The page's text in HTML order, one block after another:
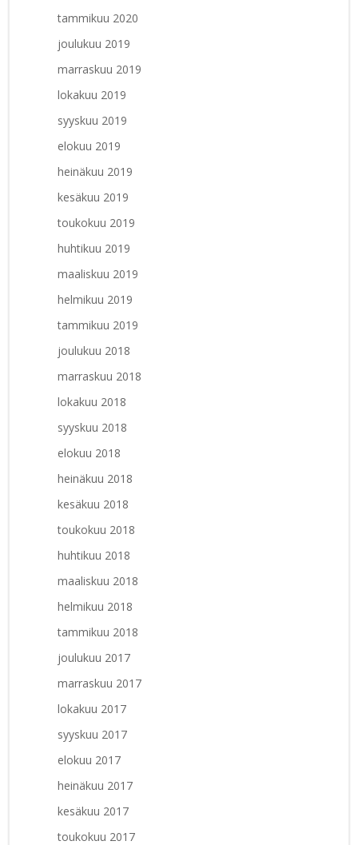
tammikuu 2020
joulukuu 2019
marraskuu 2019
lokakuu 2019
syyskuu 2019
elokuu 2019
heinäkuu 2019
kesäkuu 2019
toukokuu 2019
huhtikuu 2019
maaliskuu 2019
helmikuu 2019
tammikuu 2019
joulukuu 2018
marraskuu 2018
lokakuu 2018
syyskuu 2018
elokuu 2018
heinäkuu 2018
kesäkuu 2018
toukokuu 2018
huhtikuu 2018
maaliskuu 2018
helmikuu 2018
tammikuu 2018
joulukuu 2017
marraskuu 2017
lokakuu 2017
syyskuu 2017
elokuu 2017
heinäkuu 2017
kesäkuu 2017
toukokuu 2017